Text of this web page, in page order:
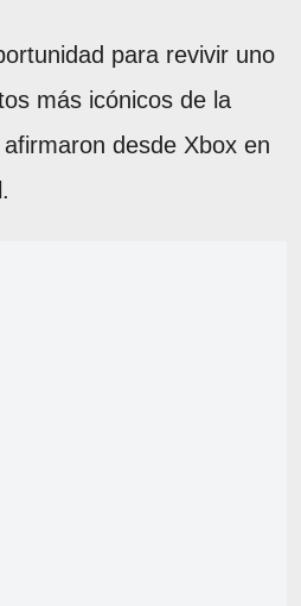
para revivir uno
más icónicos de la
desde Xbox en